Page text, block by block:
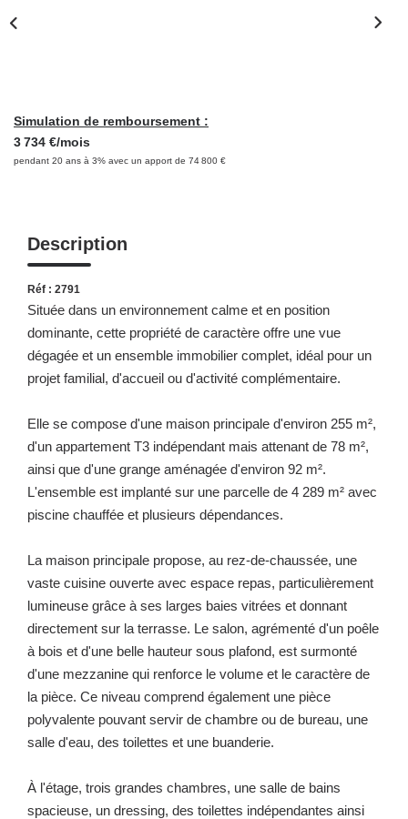
Simulation de remboursement :
3 734 €/mois
pendant 20 ans à 3% avec un apport de 74 800 €
Description
Réf : 2791
Située dans un environnement calme et en position
dominante, cette propriété de caractère offre une vue
dégagée et un ensemble immobilier complet, idéal pour un
projet familial, d'accueil ou d'activité complémentaire.
Elle se compose d'une maison principale d'environ 255 m²,
d'un appartement T3 indépendant mais attenant de 78 m²,
ainsi que d'une grange aménagée d'environ 92 m².
L'ensemble est implanté sur une parcelle de 4 289 m² avec
piscine chauffée et plusieurs dépendances.
La maison principale propose, au rez-de-chaussée, une
vaste cuisine ouverte avec espace repas, particulièrement
lumineuse grâce à ses larges baies vitrées et donnant
directement sur la terrasse. Le salon, agrémenté d'un poêle
à bois et d'une belle hauteur sous plafond, est surmonté
d'une mezzanine qui renforce le volume et le caractère de
la pièce. Ce niveau comprend également une pièce
polyvalente pouvant servir de chambre ou de bureau, une
salle d'eau, des toilettes et une buanderie.
À l'étage, trois grandes chambres, une salle de bains
spacieuse, un dressing, des toilettes indépendantes ainsi